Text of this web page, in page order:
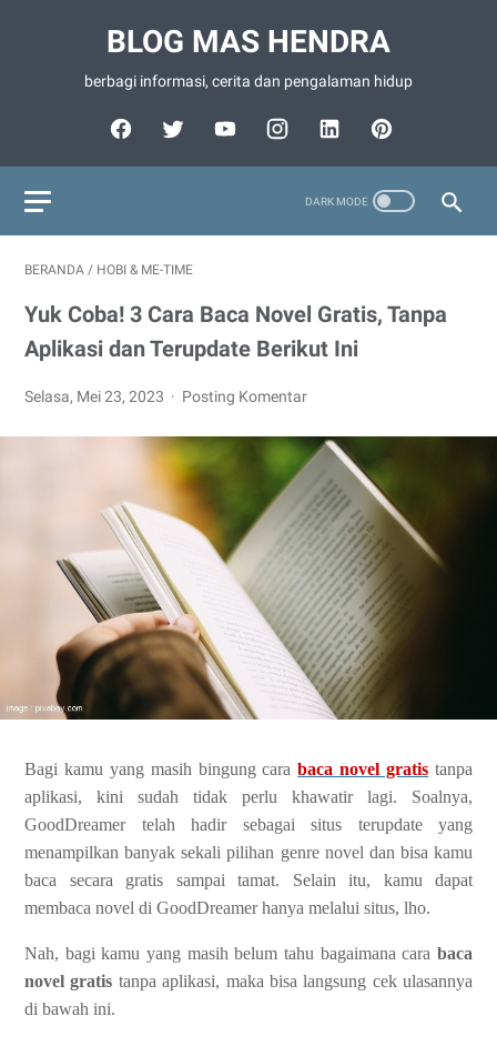
BLOG MAS HENDRA
berbagi informasi, cerita dan pengalaman hidup
BERANDA / HOBI & ME-TIME
Yuk Coba! 3 Cara Baca Novel Gratis, Tanpa
Aplikasi dan Terupdate Berikut Ini
Selasa, Mei 23, 2023 Posting Komentar
Bagi kamu yang masih bingung carabaca novel gratis tanpa
aplikasi, kini sudah tidak perlu khawatir lagi. Soalnya,
GoodDreamer telah hadir sebagai situs terupdate yang
menampilkan banyak sekali pilihan genre novel dan bisa kamu
baca secara gratis sampai tamat. Selain itu, kamu dapat
membaca novel di GoodDreamer hanya melalui situs, lho.
Nah, bagi kamu yang masih belum tahu bagaimana cara baca
novel gratis tanpa aplikasi, maka bisa langsung cek ulasannya
di bawah ini.